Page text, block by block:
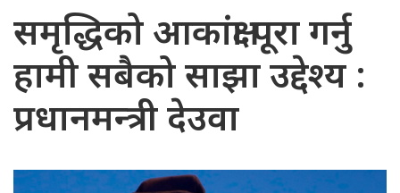
समृद्धिको आकांक्षा पूरा गर्नु
हामी सबैको साझा उद्देश्य :
प्रधानमन्त्री देउवा